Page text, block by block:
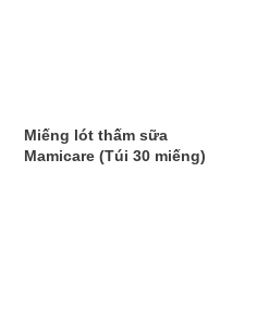
Miếng lót thấm sữa
Mamicare (Túi 30 miếng)